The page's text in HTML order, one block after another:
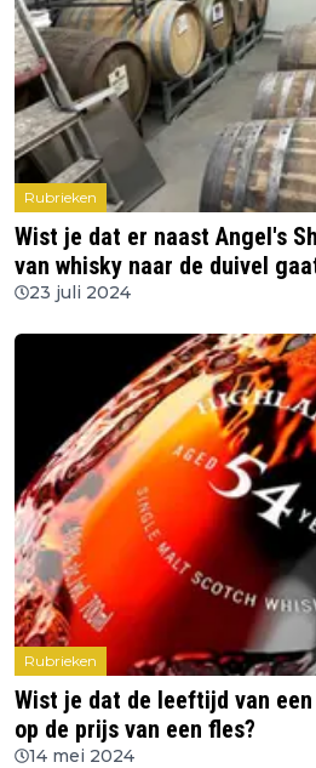
Rubrieken
Wist je dat er naast Angel's
van whisky naar de duivel
23 juli 2024
Rubrieken
Wist je dat de leeftijd van
op de prijs van een fles?
14 mei 2024